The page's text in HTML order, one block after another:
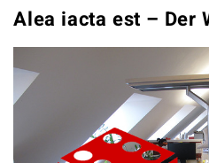
Alea iacta est – Der